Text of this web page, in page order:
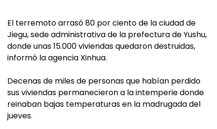
El terremoto arrasó 80 por ciento de la ciudad de
Jiegu, sede administrativa de la prefectura de Yushu,
donde unas 15.000 viviendas quedaron destruidas,
informó la agencia Xinhua.
Decenas de miles de personas que habían perdido
sus viviendas permanecieron a la intemperie donde
reinaban bajas temperaturas en la madrugada del
jueves.